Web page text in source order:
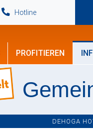
Hotline
PROFITIEREN
DEHOGA